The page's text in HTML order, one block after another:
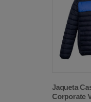
Jaqueta
Corporate